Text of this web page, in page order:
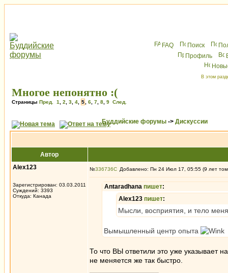
FAQ Поиск
Профиль
В этом
Многое непонятно :(
Страницы Пред. 1 2 3 4 5 6 7 8 9 След.
Буддийские форумы -> Дискуссии
Автор
Alex123
Зарегистрирован: 03.03.2011
Суждений: 3393
Откуда: Канада
№336736 Добавлено: Пн 24 Июл 17, 05:55 (9 лет
Antaradhana пишет:
Alex123 пишет:
Мысли, восприятия, и тело
Вымышленный центр опыта
То что ВЫ ответили это уже указывает
не меняется же так быстро.